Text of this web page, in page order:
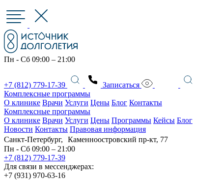
Пн - Сб 09:00 – 21:00
+7 (812) 779-17-39
Записаться
Комплексные программы
О клинике Врачи Услуги Цены Блог Контакты
Комплексные программы
О клинике Врачи Услуги Цены Программы Кейсы Блог
Новости Контакты Правовая информация
Санкт-Петербург, Каменноостровский пр-кт, 77
Пн - Сб 09:00 – 21:00
+7 (812) 779-17-39
Для связи в мессенджерах:
+7 (931) 970-63-16